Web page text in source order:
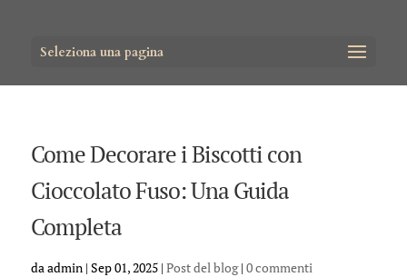
Seleziona una pagina
Come Decorare i Biscotti con
Cioccolato Fuso: Una Guida
Completa
daadmin| Sep 01, 2025| Post del blog| 0 commenti